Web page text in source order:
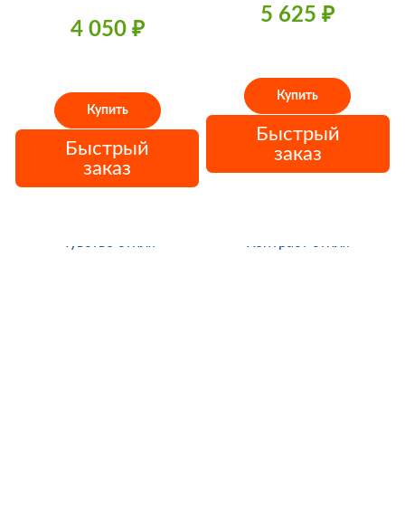
4 050 ₽
Купить
Быстрый
заказ
5 625₽
Купить
Быстрый
заказ